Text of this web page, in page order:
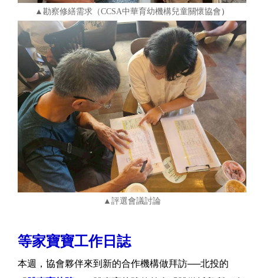
▲勘察修繕需求（CCSA中華育幼機構兒童關懷協會 ）
▲評選會議討論
等家寶寶工作日誌
本週，協會夥伴來到新的合作機構做拜訪──北投的